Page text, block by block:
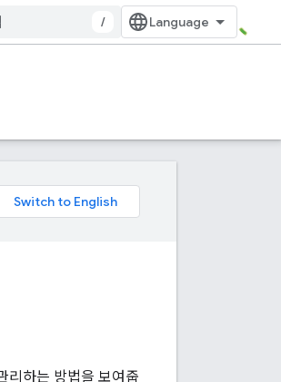
/
리하는 방법을 보여줍